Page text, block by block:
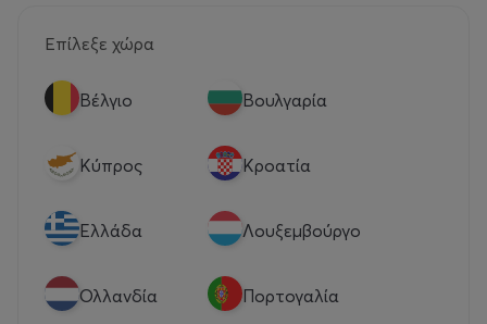
Επίλεξε χώρα
Βέλγιο Βουλγαρία
Κύπρος Κροατία
Eλλάδα Λουξεμβούργο
Ολλανδία Πορτογαλία